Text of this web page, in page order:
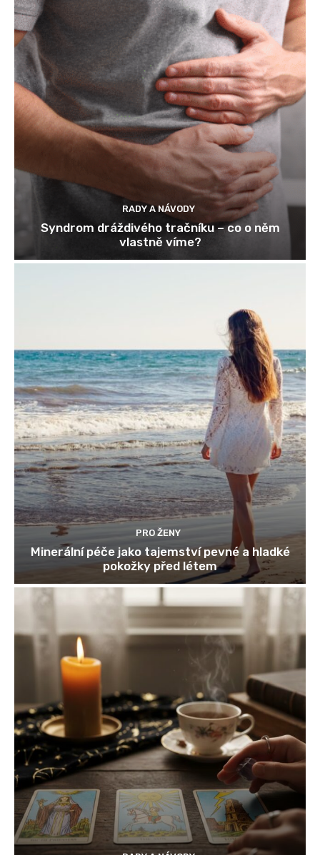
RADY A NÁVODY
Syndrom dráždivého tračníku – co o něm
vlastně víme?
PRO ŽENY
Minerální péče jako tajemství pevné a hladké
pokožky před létem